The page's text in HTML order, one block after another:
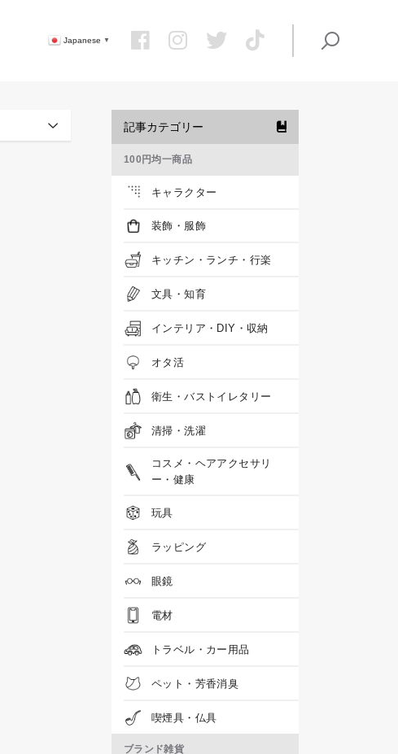
Japanese ▼
記事カテゴリー
100円均一商品
キャラクター
装飾・服飾
キッチン・ランチ・行楽
文具・知育
インテリア・DIY・収納
オタ活
衛生・バストイレタリー
清掃・洗濯
コスメ・ヘアアクセサリ
ー・健康
玩具
ラッピング
眼鏡
電材
トラベル・カー用品
ペット・芳香消臭
喫煙具・仏具
ブランド雑貨